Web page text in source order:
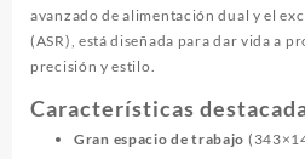
avanzado de alimentación dual y el
(ASR), está diseñada para dar vida a
precisión y estilo
Características
Gran espacio de trabajo